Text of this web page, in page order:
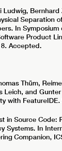
Ludwig, Bernhard
Separation
In
Product
Accepted.
Thüm,
Leich, and
with FeatureIDE.
in Source Code:
Systems. In
Companion,